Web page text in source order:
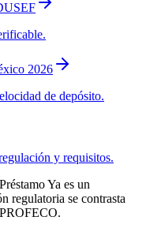
2026
de depósito.
y requisitos.
Ya es un
regulatoria se contrasta